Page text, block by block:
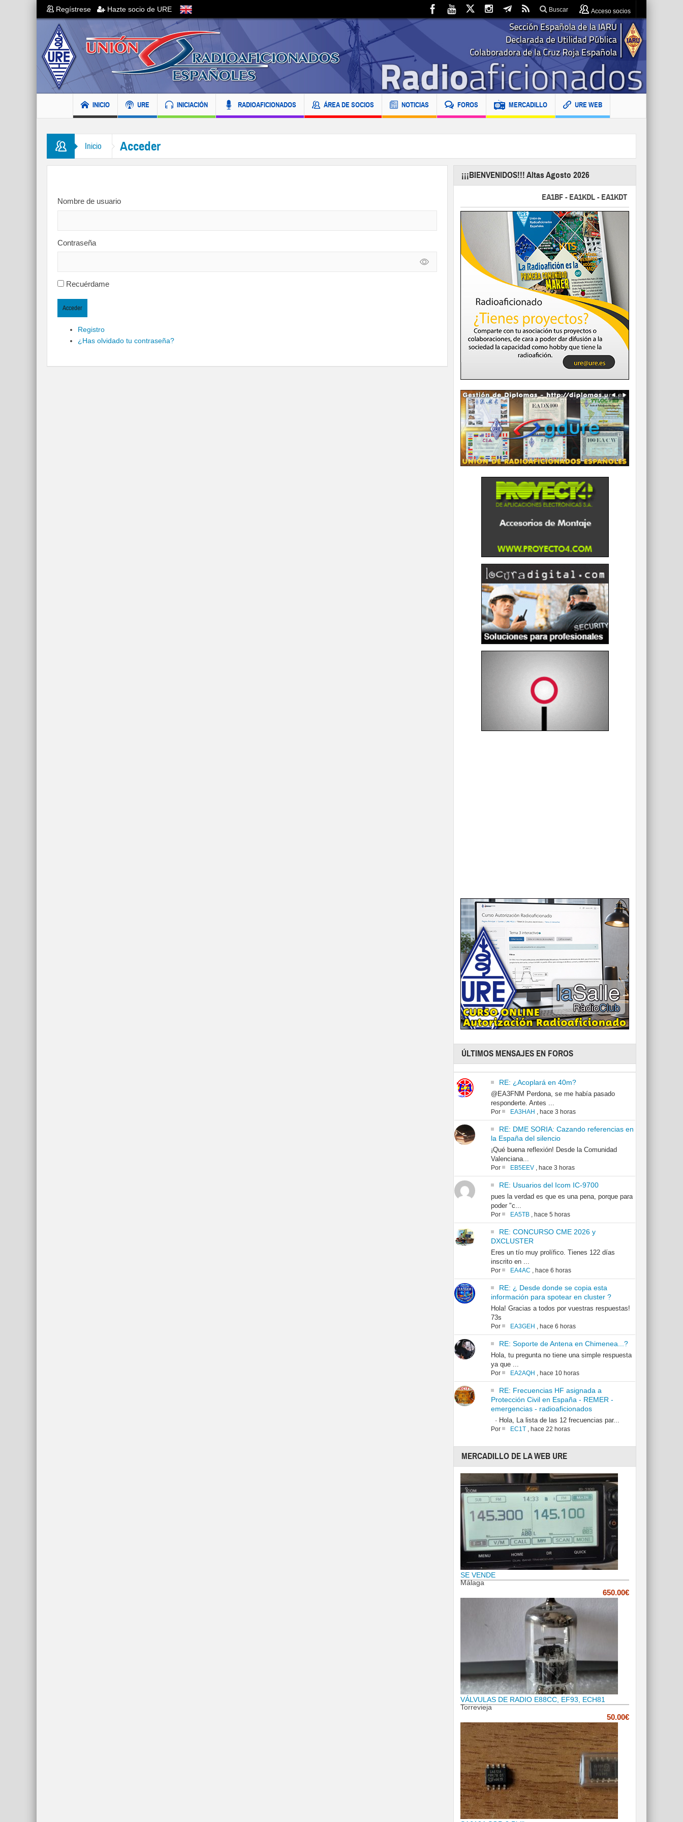
Regístrese Hazte socio de URE Buscar Acceso socios
INICIO URE INICIACIÓN RADIOAFICIONADOS ÁREA DE SOCIOS NOTICIAS FOROS MERCADILLO URE WEB
Inicio Acceder
Nombre de usuario
Contraseña
Recuérdame
Acceder
Registro
¿Has olvidado tu contraseña?
¡¡¡BIENVENIDOS!!! Altas Agosto 2026
EA1BF - EA1KDL - EA1KDT - EA2FBJ - EA2FJU
ÚLTIMOS MENSAJES EN FOROS
RE: ¿Acoplará en 40m?
@EA3FNM Perdona, se me había pasado
responderte. Antes ...
Por EA3HAH , hace 3 horas
RE: DME SORIA: Cazando referencias en
la España del silencio
¡Qué buena reflexión! Desde la Comunidad
Valenciana...
Por EB5EEV, hace 3 horas
RE: Usuarios del Icom IC-9700
pues la verdad es que es una pena, porque para
poder "c...
Por EA5TB, hace 5 horas
RE: CONCURSO CME 2026 y
DXCLUSTER
Eres un tío muy prolífico. Tienes 122 días
inscrito en ...
Por EA4AC , hace 6 horas
RE: ¿ Desde donde se copia esta
información para spotear en cluster ?
Hola! Gracias a todos por vuestras respuestas!
73s
Por EA3GEH , hace 6 horas
RE: Soporte de Antena en Chimenea...?
Hola, tu pregunta no tiene una simple respuesta
ya que ...
Por EA2AQH , hace 10 horas
RE: Frecuencias HF asignada a
Protección Civil en España - REMER -
emergencias - radioaficionados
· Hola, La lista de las 12 frecuencias par...
Por EC1T, hace 22 horas
MERCADILLO DE LA WEB URE
SE VENDE
Málaga
650.00€
VÁLVULAS DE RADIO E88CC, EF93, ECH81
Torrevieja
50.00€